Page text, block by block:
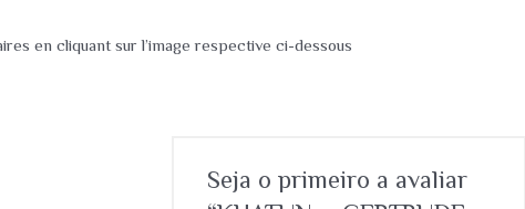
en cliquant sur l’image respective ci-dessous
Seja o primeiro a avaliar